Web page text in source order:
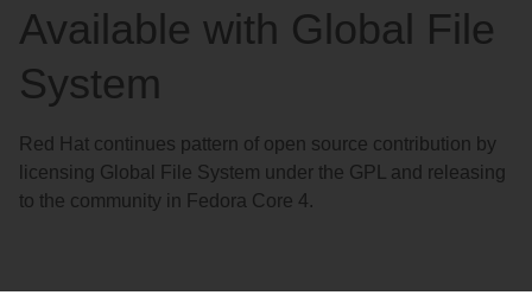
Available with Global File
System
Red Hat continues pattern of open source contribution by
licensing Global File System under the GPL and releasing
to the community in Fedora Core 4.